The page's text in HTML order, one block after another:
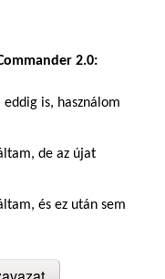
2.0:
eddig is, használom
de az újat
és ez után sem